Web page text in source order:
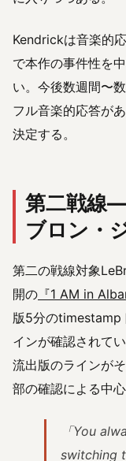
Kendrickは音楽的
で本作の事件性を
い。今後数週間〜
フル音楽的応答が
決定する。
第二戦線
ブロン・
第二の戦線対象
開の 『1 AM in
版5分のtimestamp
インが確認されて
流出版のラインが
部の確認による中
「You
switching